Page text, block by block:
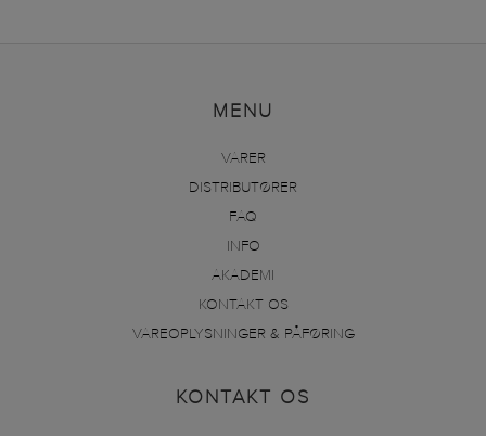
MENU
VARER
DISTRIBUTØRER
FAQ
INFO
AKADEMI
KONTAKT OS
VAREOPLYSNINGER & PÅFØRING
KONTAKT OS